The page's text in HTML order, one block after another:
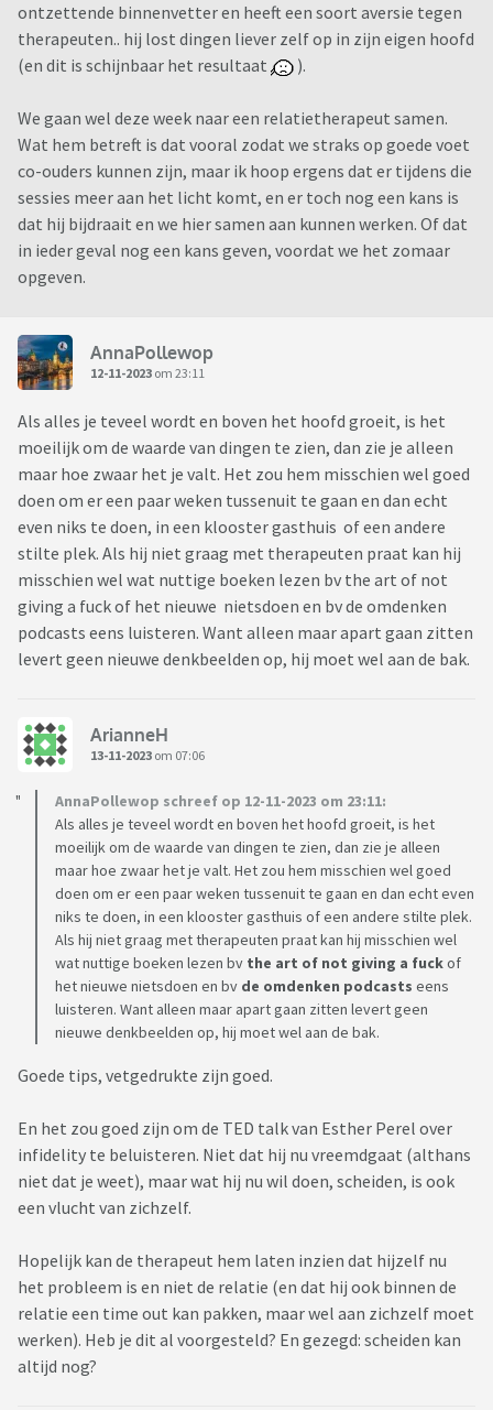
ontzettende binnenvetter en heeft een soort aversie tegen
therapeuten.. hij lost dingen liever zelf op in zijn eigen hoofd
(en dit is schijnbaar het resultaat
).
We gaan wel deze week naar een relatietherapeut samen.
Wat hem betreft is dat vooral zodat we straks op goede voet
co-ouders kunnen zijn, maar ik hoop ergens dat er tijdens die
sessies meer aan het licht komt, en er toch nog een kans is
dat hij bijdraait en we hier samen aan kunnen werken. Of dat
in ieder geval nog een kans geven, voordat we het zomaar
opgeven.
AnnaPollewop
12-11-2023 om 23:11
Als alles je teveel wordt en boven het hoofd groeit, is het
moeilijk om de waarde van dingen te zien, dan zie je alleen
maar hoe zwaar het je valt. Het zou hem misschien wel goed
doen om er een paar weken tussenuit te gaan en dan echt
even niks te doen, in een klooster gasthuis of een andere
stilte plek. Als hij niet graag met therapeuten praat kan hij
misschien wel wat nuttige boeken lezen bv the art of not
giving a fuck of het nieuwe nietsdoen en bv de omdenken
podcasts eens luisteren. Want alleen maar apart gaan zitten
levert geen nieuwe denkbeelden op, hij moet wel aan de bak.
ArianneH
13-11-2023 om 07:06
AnnaPollewop schreef op 12-11-2023 om 23:11:
Als alles je teveel wordt en boven het hoofd groeit, is het
moeilijk om de waarde van dingen te zien, dan zie je alleen
maar hoe zwaar het je valt. Het zou hem misschien wel goed
doen om er een paar weken tussenuit te gaan en dan echt even
niks te doen, in een klooster gasthuis of een andere stilte plek.
Als hij niet graag met therapeuten praat kan hij misschien wel
wat nuttige boeken lezen bv the art of not giving a fuckof
het nieuwe nietsdoen en bv de omdenken podcasts eens
luisteren. Want alleen maar apart gaan zitten levert geen
nieuwe denkbeelden op, hij moet wel aan de bak.
Goede tips, vetgedrukte zijn goed.
En het zou goed zijn om de TED talk van Esther Perel over
infidelity te beluisteren. Niet dat hij nu vreemdgaat (althans
niet dat je weet), maar wat hij nu wil doen, scheiden, is ook
een vlucht van zichzelf.
Hopelijk kan de therapeut hem laten inzien dat hijzelf nu
het probleem is en niet de relatie (en dat hij ook binnen de
relatie een time out kan pakken, maar wel aan zichzelf moet
werken). Heb je dit al voorgesteld? En gezegd: scheiden kan
altijd nog?